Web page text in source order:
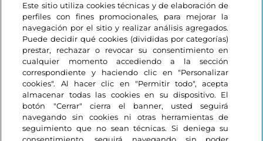
Este sitio utiliza cookies técnicas y de elaboración de
perfiles con fines promocionales, para mejorar la
navegación por el sitio y realizar análisis agregados.
Puede decidir qué cookies (divididas por categorías)
prestar, rechazar o revocar su consentimiento en
cualquier momento accediendo a la sección
correspondiente y haciendo clic en "Personalizar
cookies". Al hacer clic en "Permitir todo", acepta
almacenar todas las cookies en su dispositivo. El
botón "Cerrar" cierra el banner, usted seguirá
navegando sin cookies ni otras herramientas de
seguimiento que no sean técnicas. Si deniega su